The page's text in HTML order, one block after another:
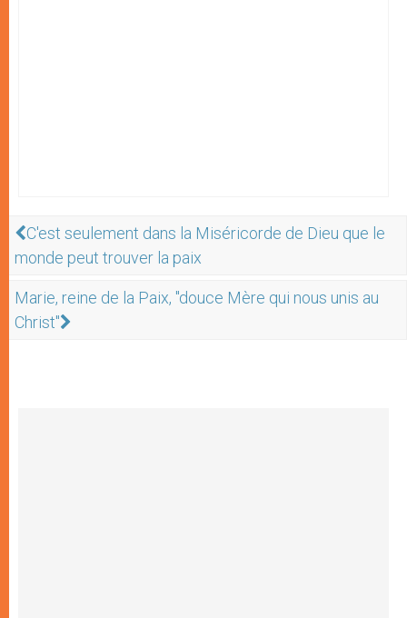
C'est seulement dans la Miséricorde de Dieu que le
monde peut trouver la paix
Marie, reine de la Paix, "douce Mère qui nous unis au
Christ"